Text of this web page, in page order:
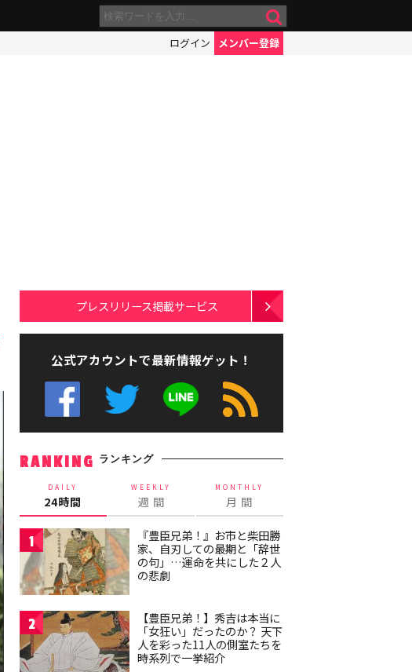
ログイン メンバー登録
プレスリリース掲載サービス
公式アカウントで最新情報ゲット！
RANKING ランキング
DAILY
24時間
WEEKLY
週 間
MONTHLY
月 間
1
『豊臣兄弟！』お市と柴田勝
家、自刃しての最期と「辞世
の句」…運命を共にした２人
の悲劇
2
【豊臣兄弟！】秀吉は本当に
「女狂い」だったのか？ 天下
人を彩った11人の側室たちを
時系列で一挙紹介